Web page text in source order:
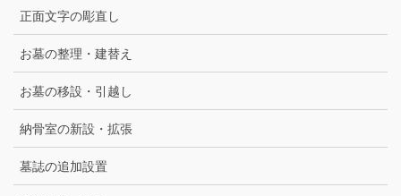
正面文字の彫直し
お墓の整理・建替え
お墓の移設・引越し
納骨室の新設・拡張
墓誌の追加設置